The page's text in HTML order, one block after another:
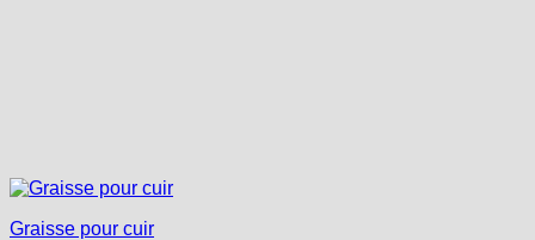
Graisse pour cuir